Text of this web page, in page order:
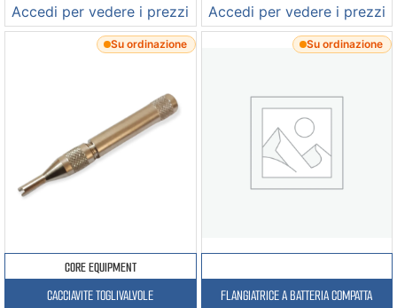
Accedi per vedere i prezzi Accedi per vedere i prezzi
Su ordinazione
CORE EQUIPMENT
CACCIAVITE TOGLIVALVOLE
Su ordinazione
FLANGIATRICE A BATTERIA COMPATTA